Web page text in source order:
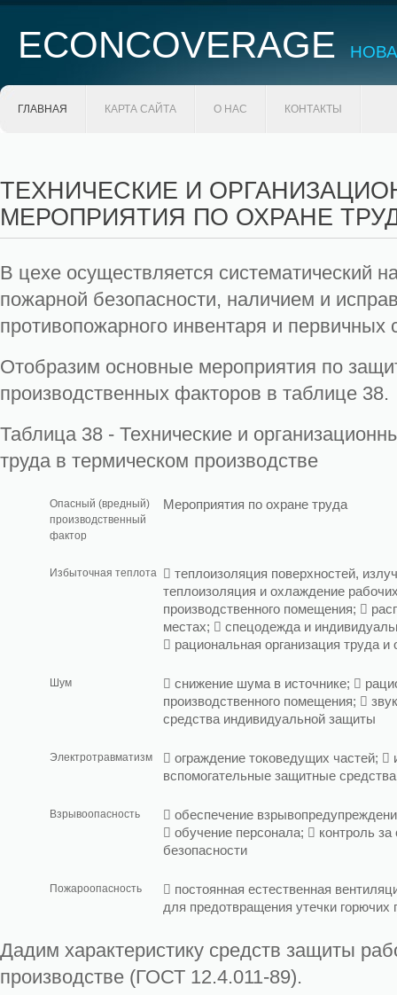
ECONCOVERAGE
ГЛАВНАЯ КАРТА САЙТА О НАС КОНТАКТЫ
ТЕХНИЧЕСКИЕ И
МЕРОПРИЯТИЯ ПО ОХРАНЕ
В цехе осуществляется систематический
пожарной безопасности, наличием и
противопожарного инвентаря и
Отобразим основные мероприятия по
производственных факторов в таблице 38.
Таблица 38 - Технические и
труда в термическом производстве
Опасный (вредный)
производственный
фактор
Мероприятия по охране труда
Избыточная теплота
 теплоизоляция поверхностей,
теплоизоляция и охлаждение
производственного помещения; 
местах;  спецодежда и
 рациональная организация труда и
Шум
 снижение шума в источнике; 
производственного помещения; 
средства индивидуальной защиты
Электротравматизм
 ограждение токоведущих частей;
вспомогательные защитные средства
Взрывоопасность
 обеспечение
 обучение персонала;  контроль
безопасности
Пожароопасность
 постоянная естественная
для предотвращения утечки горючих
Дадим характеристику средств защиты
производстве (ГОСТ 12.4.011-89).